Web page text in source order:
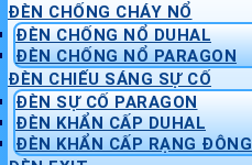
ĐÈN CHỐNG CHÁY NỔ
ĐÈN CHỐNG NỔ DUHAL
ĐÈN CHỐNG NỔ PARAGON
ĐÈN CHIẾU SÁNG SỰ CỐ
ĐÈN SỰ CỐ PARAGON
ĐÈN KHẨN CẤP DUHAL
ĐÈN KHẨN CẤP RẠNG ĐÔNG